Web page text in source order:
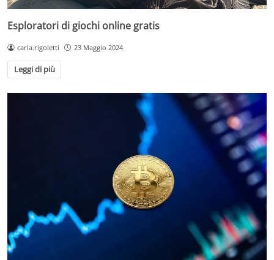
Esploratori di giochi online gratis
carla.rigoletti 23 Maggio 2024
Leggi di più